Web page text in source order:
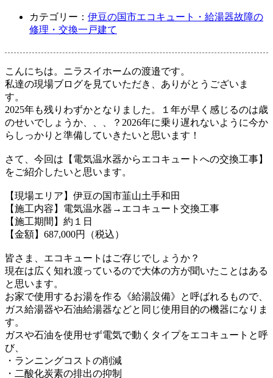
カテゴリー： 伊豆の国市エコキュート・給湯器故障の
修理・交換一戸建て
こんにちは。ニラスイホームの渡邉です。
私達の現場ブログを見ていただき、ありがとうございま
す。
2025年も残りわずかとなりました。１年が早く感じるのは歳
のせいでしょうか、、、？ 2026年に乗り遅れないように今か
らしっかりと準備していきたいと思います！
さて、今回は【電気温水器からエコキュートへの交換工事】
をご紹介したいと思います。
【現場エリア】伊豆の国市韮山土手和田
【施工内容】電気温水器→エコキュート交換工事
【施工期間】約１日
【金額】687,000円（税込）
皆さま、エコキュートはご存じでしょうか？
現在は広く知れ渡っているので大体の方が聞いたことはある
と思います。
お家で使用するお湯を作る《給湯設備》と呼ばれるもので、
ガス給湯器や石油給湯器などと同じ使用目的の機器になりま
す。
ガスや石油を使用せず電気で動くタイプをエコキュートと呼
び、
・ランニングコストの削減
・二酸化炭素の排出の抑制